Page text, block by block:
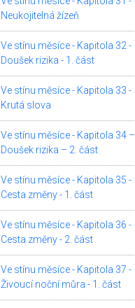
Neukojitelná žízeň
Ve stínu měsíce - Kapitola 32 -
Doušek rizika - 1. část
Ve stínu měsíce - Kapitola 33 -
Krutá slova
Ve stínu měsíce - Kapitola 34 –
Doušek rizika – 2. část
Ve stínu měsíce - Kapitola 35 -
Cesta změny - 1. část
Ve stínu měsíce - Kapitola 36 -
Cesta změny - 2. část
Ve stínu měsíce - Kapitola 37 -
Živoucí noční můra - 1. část